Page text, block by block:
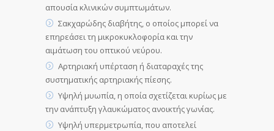
απουσία κλινικών συμπτωμάτων.
Σακχαρώδης διαβήτης, ο οποίος μπορεί να
επηρεάσει τη μικροκυκλοφορία και την
αιμάτωση του οπτικού νεύρου.
Αρτηριακή υπέρταση ή διαταραχές της
συστηματικής αρτηριακής πίεσης.
Υψηλή μυωπία, η οποία σχετίζεται κυρίως με
την ανάπτυξη γλαυκώματος ανοικτής γωνίας.
Υψηλή υπερμετρωπία, που αποτελεί